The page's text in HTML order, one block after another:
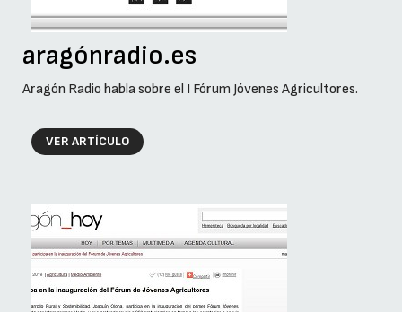
aragónradio.es
Aragón Radio habla sobre el I Fórum Jóvenes Agricultores.
VER ARTÍCULO